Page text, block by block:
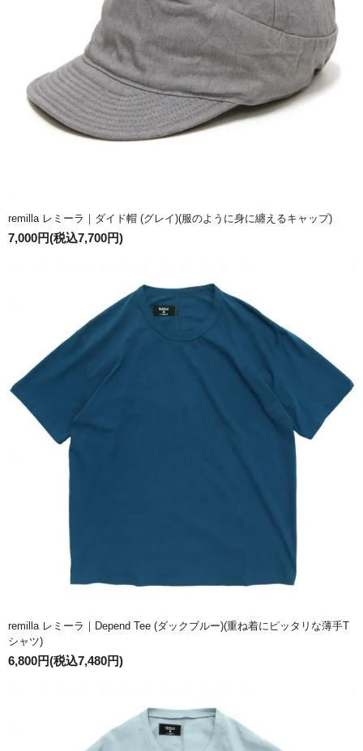
remilla レミーラ｜ダイド帽 (グレイ)(服のように身に纏えるキャップ)
7,000円(税込7,700円)
remilla レミーラ｜Depend Tee (ダックブルー)(重ね着にピッタリな薄手T
シャツ)
6,800円(税込7,480円)